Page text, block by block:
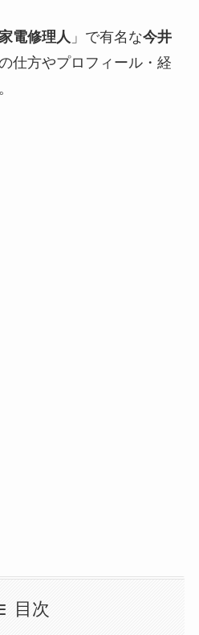
電修理人 」で有名な今井
仕方やプロフィール・経
目次